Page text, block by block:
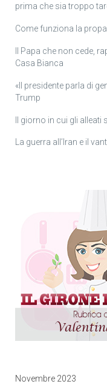
prima che sia troppo
Come funziona la
Il Papa che non cede,
Casa Bianca
«Il presidente parla di
Trump
Il giorno in cui gli
La guerra all’Iran e il
Novembre 2023